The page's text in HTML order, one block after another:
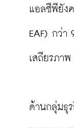
แอลซีพียัง
EAF) กว่า
เสถียรภาพ
ด้านกลุ่มธุร